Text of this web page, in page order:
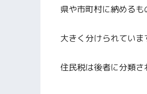
県や市町村に納めるも
大きく分けられていま
住民税は後者に分類さ